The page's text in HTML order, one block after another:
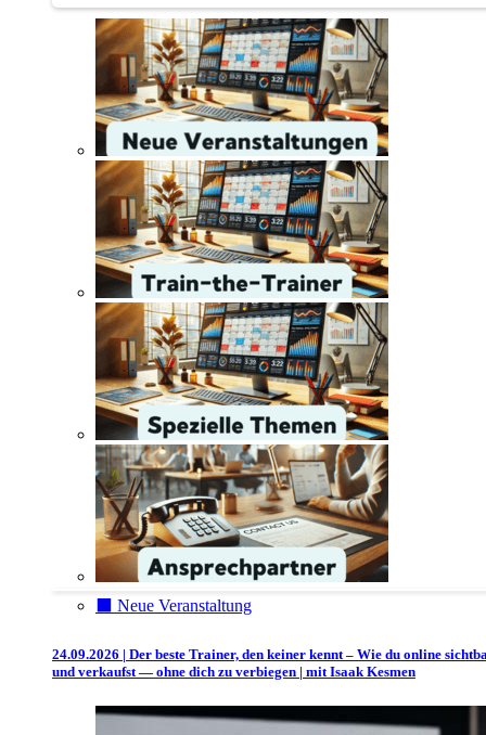
⬛️ Neue Veranstaltung
24.09.2026 | Der beste Trainer, den keiner kennt – Wie du online
und verkaufst — ohne dich zu verbiegen | mit Isaak Kesmen